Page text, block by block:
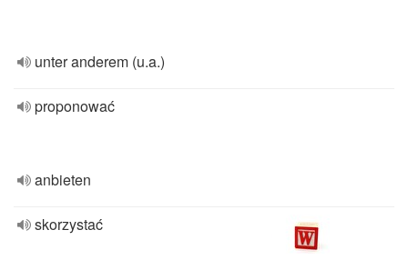
unter anderem (u.a.)
proponować
anbieten
skorzystać